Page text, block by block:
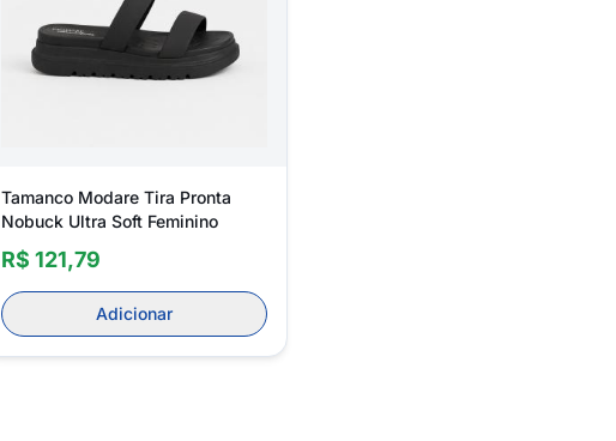
Tamanco Modare Tira Pronta
Nobuck Ultra Soft Feminino
R$ 121,79
Adicionar